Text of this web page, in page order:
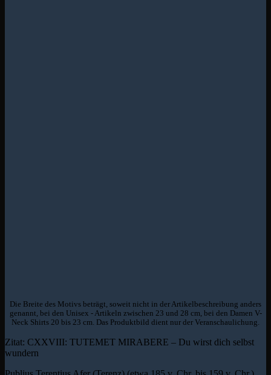
Die Breite des Motivs beträgt, soweit nicht in der Artikelbeschreibung anders
genannt, bei den Unisex - Artikeln zwischen 23 und 28 cm, bei den Damen V-
Neck Shirts 20 bis 23 cm. Das Produktbild dient nur der Veranschaulichung.
Zitat: CXXVIII: TUTEMET MIRABERE – Du wirst dich selbst
wundern